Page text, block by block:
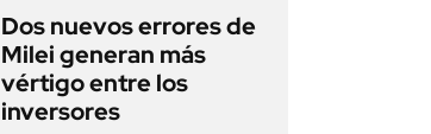
Dos nuevos errores de
Milei generan más
vértigo entre los
inversores